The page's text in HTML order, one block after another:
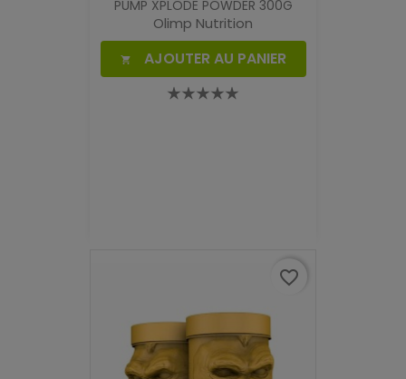
PUMP XPLODE POWDER 300G
Olimp Nutrition
 AJOUTER AU PANIER
favorite_border